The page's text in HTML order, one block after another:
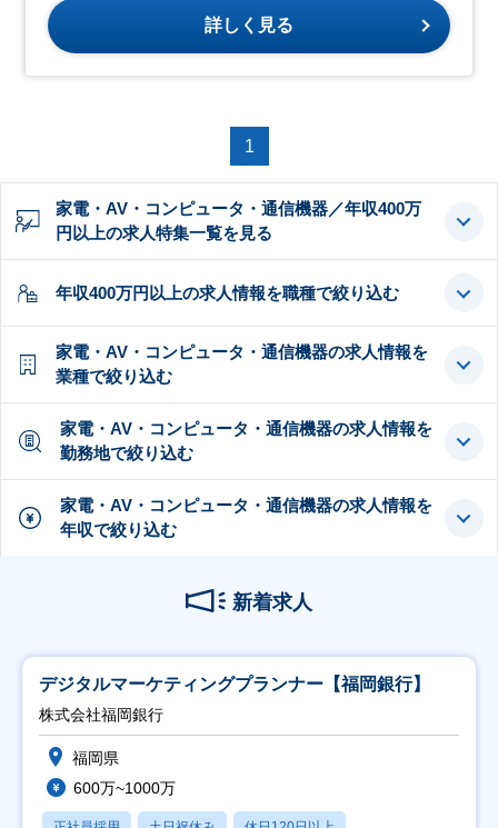
詳しく見る
1
家電・AV・コンピュータ・通信機器／年収400万
円以上の求人特集一覧を見る
年収400万円以上の求人情報を職種で絞り込む
家電・AV・コンピュータ・通信機器の求人情報を
業種で絞り込む
家電・AV・コンピュータ・通信機器の求人情報を
勤務地で絞り込む
家電・AV・コンピュータ・通信機器の求人情報を
年収で絞り込む
新着求人
デジタルマーケティングプランナー【福岡銀行】
株式会社福岡銀行
福岡県
600万~1000万